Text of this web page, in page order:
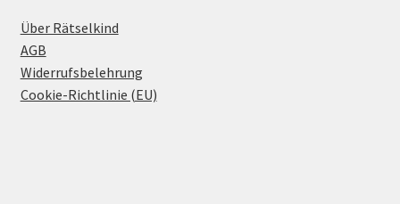
Über Rätselkind
AGB
Widerrufsbelehrung
Cookie-Richtlinie (EU)